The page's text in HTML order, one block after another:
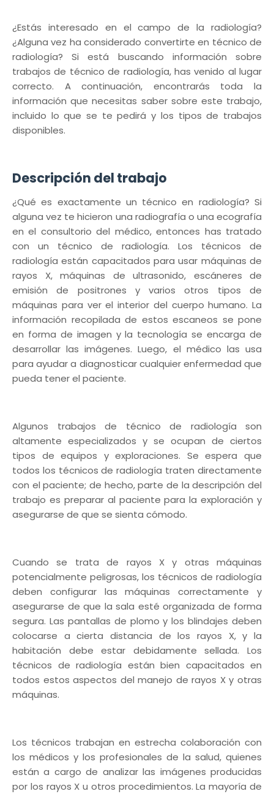
¿Estás interesado en el campo de la radiología?
¿Alguna vez ha considerado convertirte en técnico de
radiología? Si está buscando información sobre
trabajos de técnico de radiología, has venido al lugar
correcto. A continuación, encontrarás toda la
información que necesitas saber sobre este trabajo,
incluido lo que se te pedirá y los tipos de trabajos
disponibles.
Descripción del trabajo
¿Qué es exactamente un técnico en radiología? Si
alguna vez te hicieron una radiografía o una ecografía
en el consultorio del médico, entonces has tratado
con un técnico de radiología. Los técnicos de
radiología están capacitados para usar máquinas de
rayos X, máquinas de ultrasonido, escáneres de
emisión de positrones y varios otros tipos de
máquinas para ver el interior del cuerpo humano. La
información recopilada de estos escaneos se pone
en forma de imagen y la tecnología se encarga de
desarrollar las imágenes. Luego, el médico las usa
para ayudar a diagnosticar cualquier enfermedad que
pueda tener el paciente.
Algunos trabajos de técnico de radiología son
altamente especializados y se ocupan de ciertos
tipos de equipos y exploraciones. Se espera que
todos los técnicos de radiología traten directamente
con el paciente; de hecho, parte de la descripción del
trabajo es preparar al paciente para la exploración y
asegurarse de que se sienta cómodo.
Cuando se trata de rayos X y otras máquinas
potencialmente peligrosas, los técnicos de radiología
deben configurar las máquinas correctamente y
asegurarse de que la sala esté organizada de forma
segura. Las pantallas de plomo y los blindajes deben
colocarse a cierta distancia de los rayos X, y la
habitación debe estar debidamente sellada. Los
técnicos de radiología están bien capacitados en
todos estos aspectos del manejo de rayos X y otras
máquinas.
Los técnicos trabajan en estrecha colaboración con
los médicos y los profesionales de la salud, quienes
están a cargo de analizar las imágenes producidas
por los rayos X u otros procedimientos. La mayoría de